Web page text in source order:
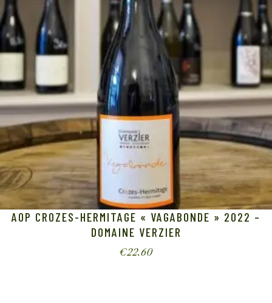
AOP CROZES-HERMITAGE « VAGABONDE » 2022 –
DOMAINE VERZIER
€22.60